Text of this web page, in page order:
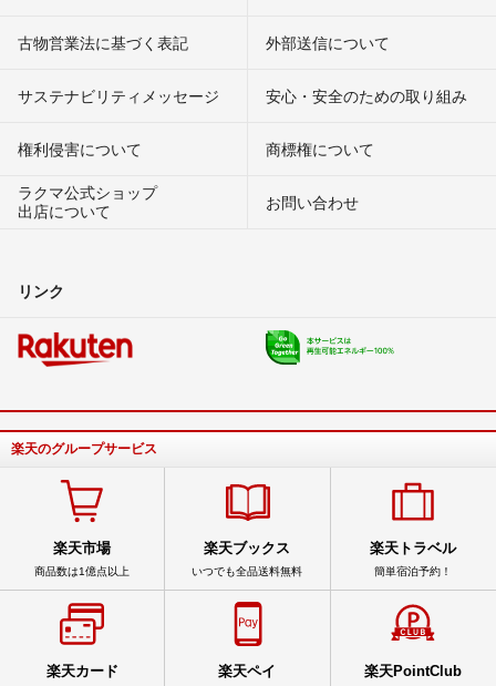
古物営業法に基づく表記 外部送信について
サステナビリティメッセージ 安心・安全のための取り組み
権利侵害について
商標権について
ラクマ公式ショップ
出店について
お問い合わせ
リンク
楽天のグループサービス
楽天市場
商品数は1億点以上
楽天ブックス
いつでも全品送料無料
楽天トラベル
簡単宿泊予約！
楽天カード 楽天ペイ 楽天PointClub